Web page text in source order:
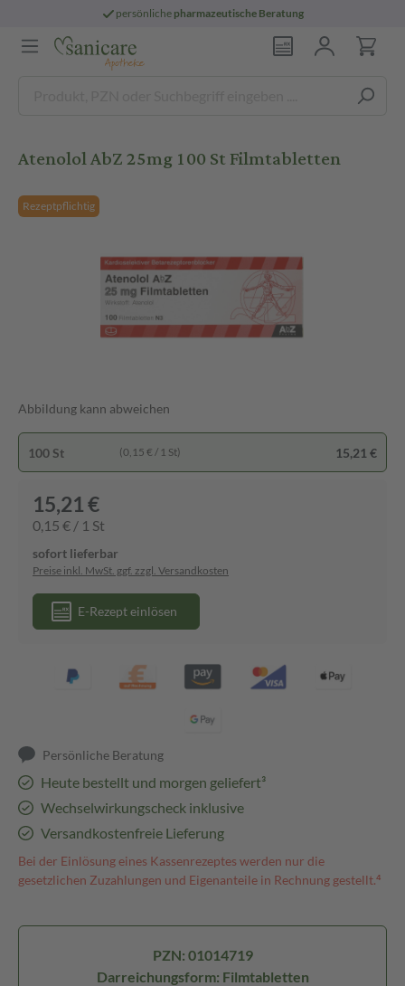
persönliche pharmazeutische Beratung
Atenolol AbZ 25mg 100 St Filmtabletten
Rezeptpflichtig
Abbildung kann abweichen
100 St (0,15 € / 1 St) 15,21 €
15,21 €
0,15 € / 1 St
sofort lieferbar
Preise inkl. MwSt. ggf. zzgl. Versandkosten
E-Rezept einlösen
Persönliche Beratung
Heute bestellt und morgen geliefert³
Wechselwirkungscheck inklusive
Versandkostenfreie Lieferung
Bei der Einlösung eines Kassenrezeptes werden nur die
gesetzlichen Zuzahlungen und Eigenanteile in Rechnung gestellt.⁴
PZN: 01014719
Darreichungsform: Filmtabletten